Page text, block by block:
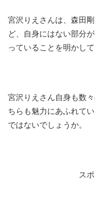
宮沢りえさんは、森田
ど、自身にはない部分
っていることを明かして
宮沢りえさん自身も数
ちらも魅力にあふれて
ではないでしょうか。
ス